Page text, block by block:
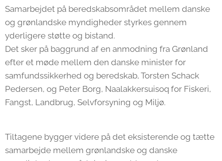
Samarbejdet på beredskabsområdet mellem danske
og grønlandske myndigheder styrkes gennem
yderligere støtte og bistand.
Det sker på baggrund af en anmodning fra Grønland
efter et møde mellem den danske minister for
samfundssikkerhed og beredskab, Torsten Schack
Pedersen, og Peter Borg, Naalakkersuisoq for Fiskeri,
Fangst, Landbrug, Selvforsyning og Miljø.
Tiltagene bygger videre på det eksisterende og tætte
samarbejde mellem grønlandske og danske